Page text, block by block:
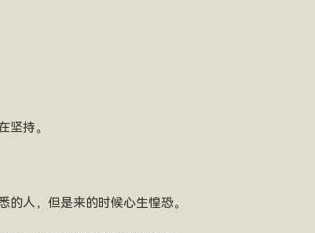
坚持。
的人，但是来的时候心生惶恐。